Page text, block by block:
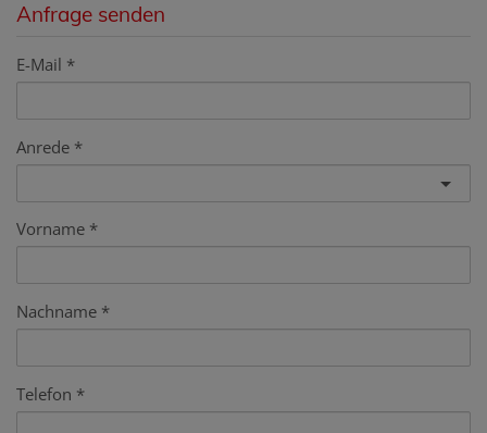
Anfrage senden
E-Mail
Anrede
Vorname
Nachname
Telefon